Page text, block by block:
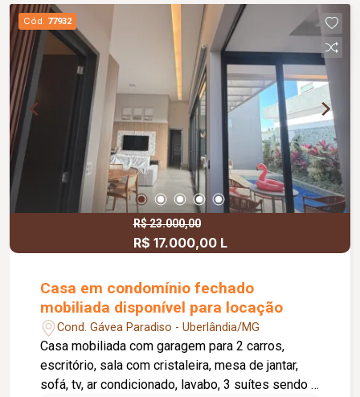
praticidade e qualidade de vida.
Cód. 77932
R$ 23.000,00
R$ 17.000,00 L
Casa em condomínio fechado
mobiliada disponível para locação
Cond. Gávea Paradiso - Uberlândia/MG
Casa mobiliada com garagem para 2 carros,
escritório, sala com cristaleira, mesa de jantar,
sofá, tv, ar condicionado, lavabo, 3 suítes sendo 2